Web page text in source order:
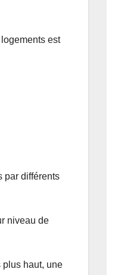
est
par différents
niveau de
plus haut, une